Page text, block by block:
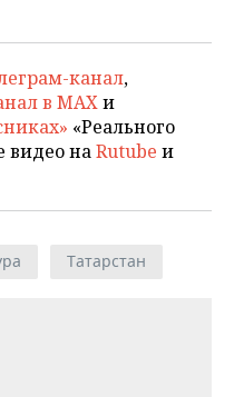
канал,
в MAXи
«Реального
видео наRutube и
Татарстан